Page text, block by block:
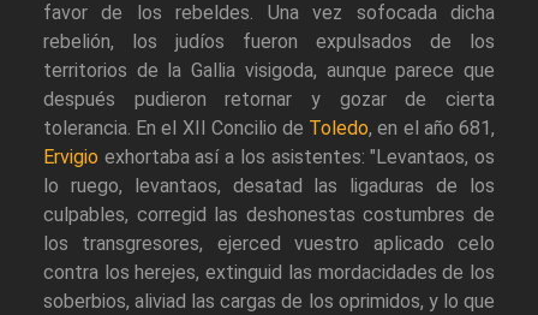
favor de los rebeldes. Una vez sofocada dicha
rebelión, los judíos fueron expulsados de los
territorios de la Gallia visigoda, aunque parece que
después pudieron retornar y gozar de cierta
tolerancia. En el XII Concilio de Toledo, en el año 681,
Ervigio exhortaba así a los asistentes: "Levantaos, os
lo ruego, levantaos, desatad las ligaduras de los
culpables, corregid las deshonestas costumbres de
los transgresores, ejerced vuestro aplicado celo
contra los herejes, extinguid las mordacidades de los
soberbios, aliviad las cargas de los oprimidos, y lo que